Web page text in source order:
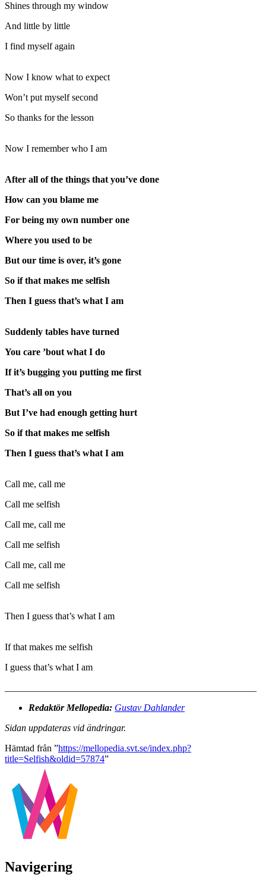
Shines through my window
And little by little
I find myself again
Now I know what to expect
Won’t put myself second
So thanks for the lesson
Now I remember who I am
After all of the things that you’ve done
How can you blame me
For being my own number one
Where you used to be
But our time is over, it’s gone
So if that makes me selfish
Then I guess that’s what I am
Suddenly tables have turned
You care ’bout what I do
If it’s bugging you putting me first
That’s all on you
But I’ve had enough getting hurt
So if that makes me selfish
Then I guess that’s what I am
Call me, call me
Call me selfish
Call me, call me
Call me selfish
Call me, call me
Call me selfish
Then I guess that’s what I am
If that makes me selfish
I guess that’s what I am
Redaktör Mellopedia: Gustav Dahlander
Sidan uppdateras vid ändringar.
Hämtad från ”https://mellopedia.svt.se/index.php?
title=Selfish&oldid=57874”
Navigering